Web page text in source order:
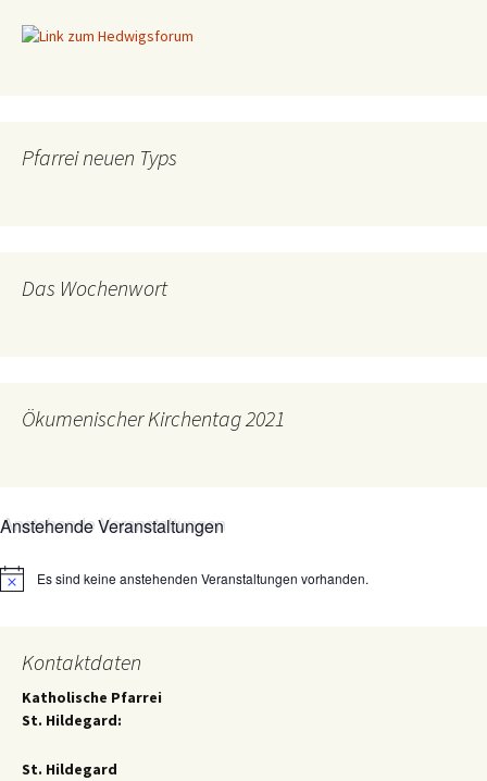
Pfarrei neuen Typs
Das Wochenwort
Ökumenischer Kirchentag 2021
Anstehende Veranstaltungen
HinweisEs sind keine anstehenden Veranstaltungen vorhanden.
Kontaktdaten
Katholische Pfarrei
St. Hildegard:
St. Hildegard